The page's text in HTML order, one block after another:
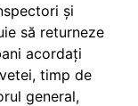
și
să returneze
acordați
timp de
general,